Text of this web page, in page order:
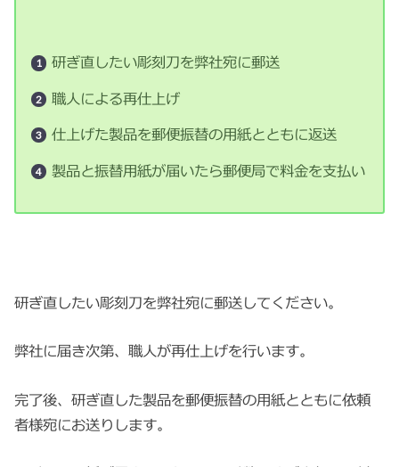
研ぎ直したい彫刻刀を弊社宛に郵送
職人による再仕上げ
仕上げた製品を郵便振替の用紙とともに返送
製品と振替用紙が届いたら郵便局で料金を支払い
研ぎ直したい彫刻刀を弊社宛に郵送してください。
弊社に届き次第、職人が再仕上げを行います。
完了後、研ぎ直した製品を郵便振替の用紙とともに依頼
者様宛にお送りします。